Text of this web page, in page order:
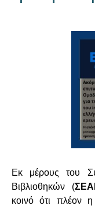
Εκ μέρους του
Βιβλιοθηκών (
κοινό ότι πλέον